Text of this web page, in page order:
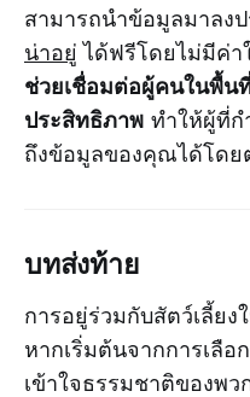
สามารถนำข้อมูลมาลง
น่าอยู่ ได้ฟรีโดยไม่มีค่า
ช่วยเชื่อมต่อผู้คนในพื้น
ประสิทธิภาพ ทำให้ผู้ที่ก
ถึงข้อมูลของคุณได้โดย
บทส่งท้าย
การอยู่ร่วมกับสัตว์เลี้ยง
หากเริ่มต้นจากการเลื
เข้าใจธรรมชาติของพว